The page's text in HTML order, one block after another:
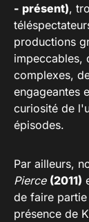
- présent),
productions
impeccables,
complexes,
engageantes
curiosité de
épisodes.
Par ailleurs,
Pierce (2011)
de faire
présence de